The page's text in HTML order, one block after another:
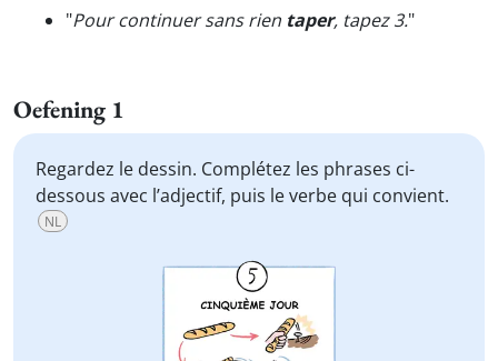
"Pour continuer sans rien taper, tapez 3."
Oefening 1
Regardez le dessin. Complétez les phrases ci-
dessous avec l’adjectif, puis le verbe qui convient.
NL